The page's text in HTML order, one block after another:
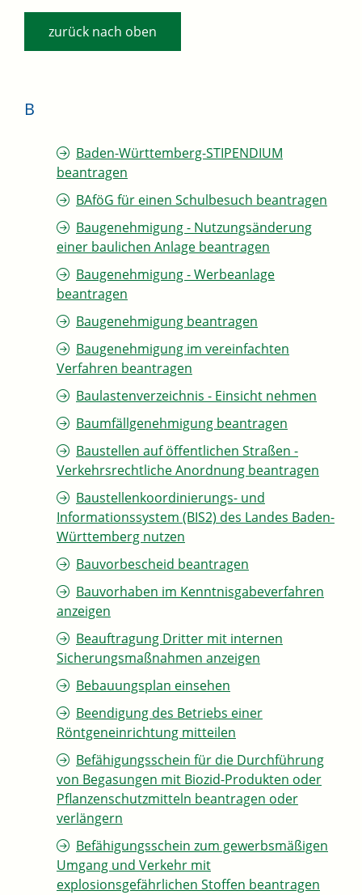
zurück nach oben
B
Baden-Württemberg-STIPENDIUM
beantragen
BAföG für einen Schulbesuch beantragen
Baugenehmigung - Nutzungsänderung
einer baulichen Anlage beantragen
Baugenehmigung - Werbeanlage
beantragen
Baugenehmigung beantragen
Baugenehmigung im vereinfachten
Verfahren beantragen
Baulastenverzeichnis - Einsicht nehmen
Baumfällgenehmigung beantragen
Baustellen auf öffentlichen Straßen -
Verkehrsrechtliche Anordnung beantragen
Baustellenkoordinierungs- und
Informationssystem (BIS2) des Landes Baden-
Württemberg nutzen
Bauvorbescheid beantragen
Bauvorhaben im Kenntnisgabeverfahren
anzeigen
Beauftragung Dritter mit internen
Sicherungsmaßnahmen anzeigen
Bebauungsplan einsehen
Beendigung des Betriebs einer
Röntgeneinrichtung mitteilen
Befähigungsschein für die Durchführung
von Begasungen mit Biozid-Produkten oder
Pflanzenschutzmitteln beantragen oder
verlängern
Befähigungsschein zum gewerbsmäßigen
Umgang und Verkehr mit
explosionsgefährlichen Stoffen beantragen